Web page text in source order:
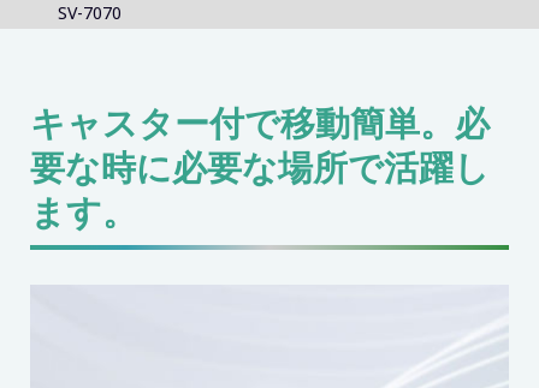
SV-7070
キャスター付で移動簡単。必
要な時に必要な場所で活躍し
ます。